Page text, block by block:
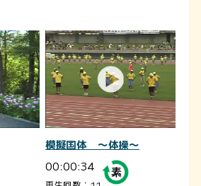
模擬国体 ～体操～
00:00:34